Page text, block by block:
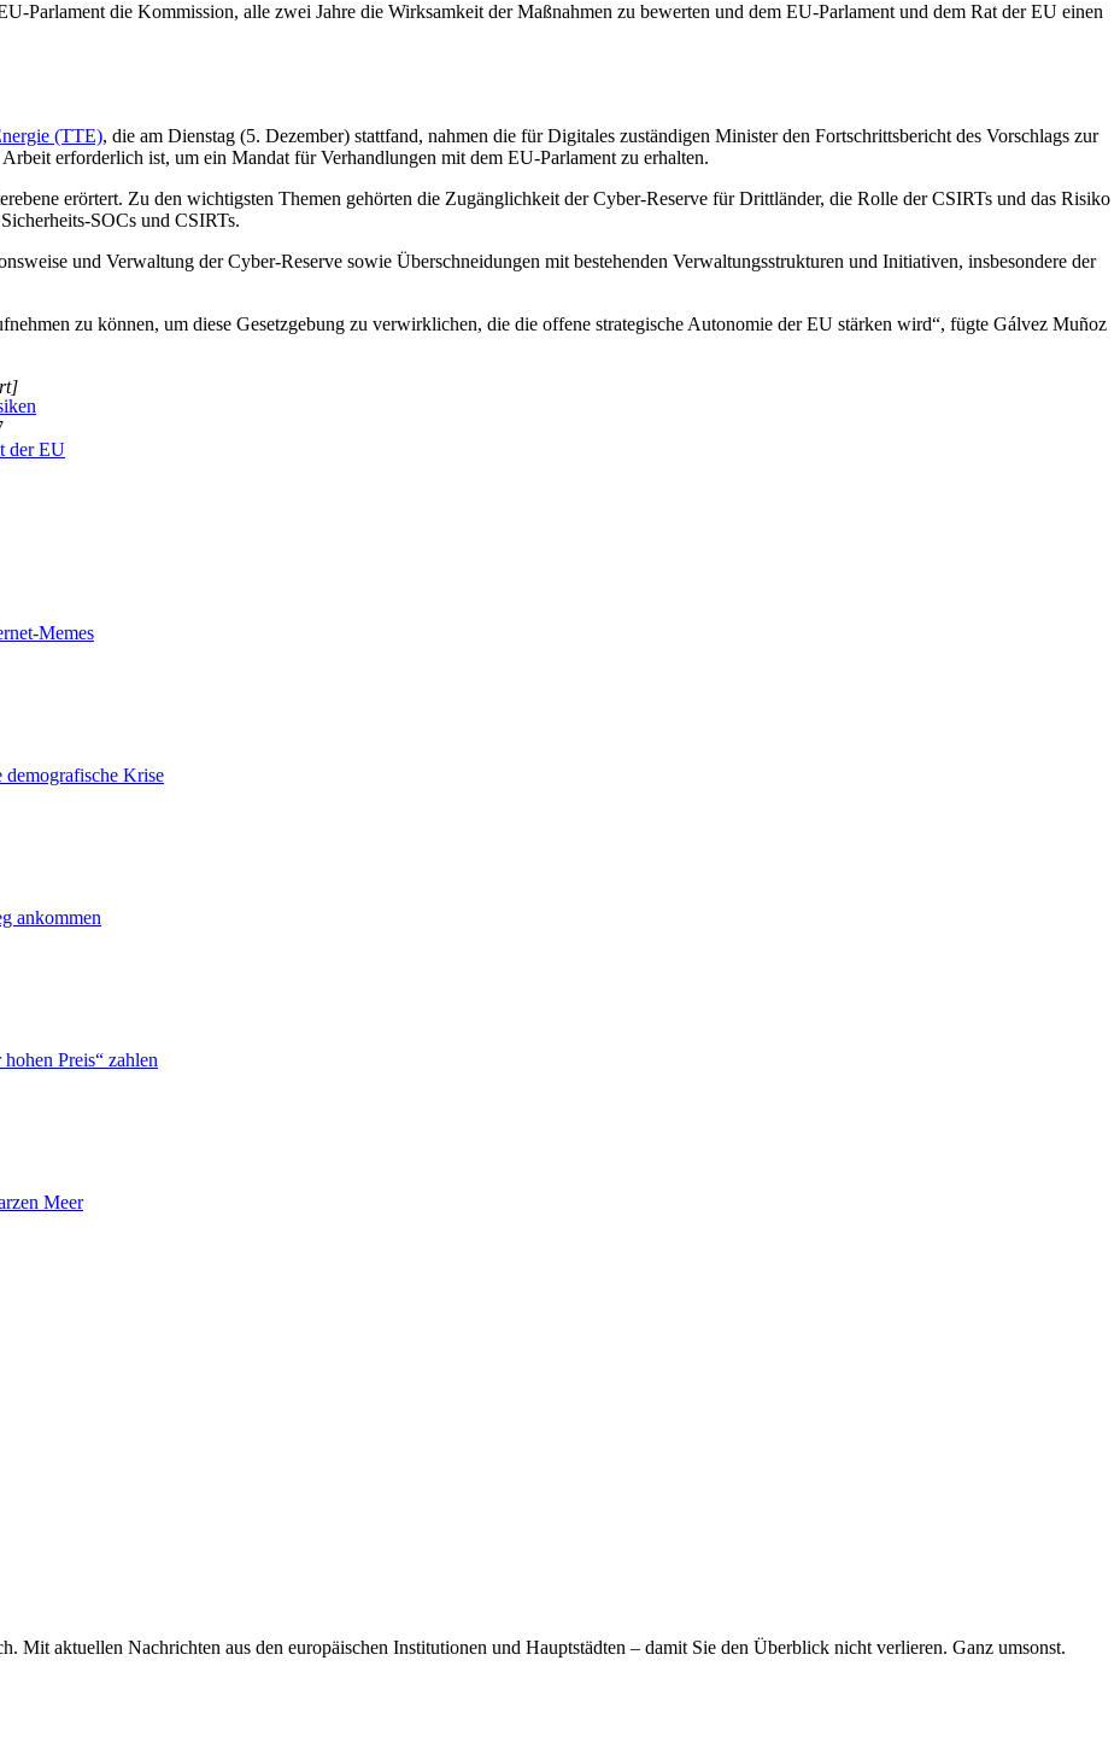
Parlament die Kommission, alle zwei Jahre die Wirksamkeit der Maßnahmen zu bewerten und dem EU-Parlament und dem Rat der EU einen
(TTE), die am Dienstag (5. Dezember) stattfand, nahmen die für Digitales zuständigen Minister den Fortschrittsbericht des Vorschlags zur
erforderlich ist, um ein Mandat für Verhandlungen mit dem EU-Parlament zu erhalten.
erörtert. Zu den wichtigsten Themen gehörten die Zugänglichkeit der Cyber-Reserve für Drittländer, die Rolle der CSIRTs und das Risiko
SOCs und CSIRTs.
und Verwaltung der Cyber-Reserve sowie Überschneidungen mit bestehenden Verwaltungsstrukturen und Initiativen, insbesondere der
zu können, um diese Gesetzgebung zu verwirklichen, die die offene strategische Autonomie der EU stärken wird“, fügte Gálvez Muñoz
der EU
Memes
demografische Krise
ankommen
Preis“ zahlen
Meer
Mit aktuellen Nachrichten aus den europäischen Institutionen und Hauptstädten – damit Sie den Überblick nicht verlieren. Ganz umsonst.